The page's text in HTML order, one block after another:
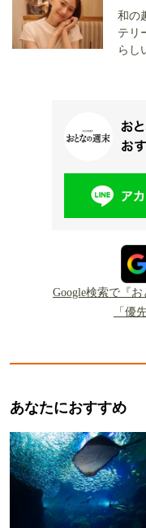
和の
テリ
らし
Google検索で『
「優
あなたにおすすめ